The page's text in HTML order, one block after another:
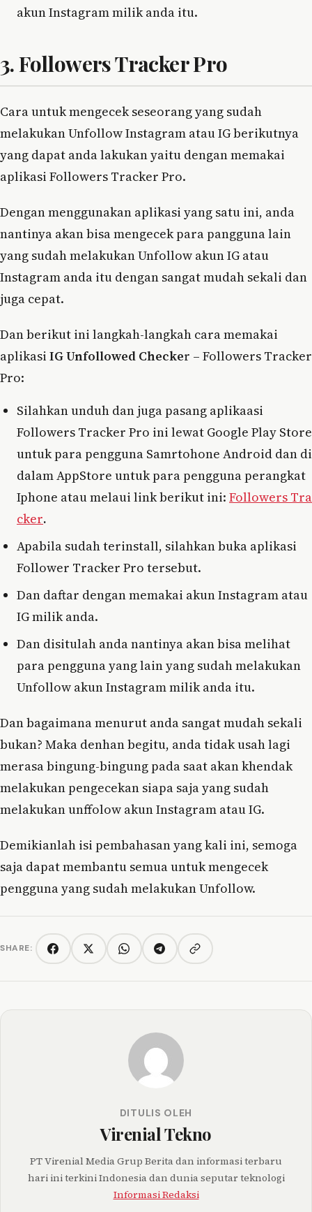
akun Instagram milik anda itu.
3. Followers Tracker Pro
Cara untuk mengecek seseorang yang sudah
melakukan Unfollow Instagram atau IG berikutnya
yang dapat anda lakukan yaitu dengan memakai
aplikasi Followers Tracker Pro.
Dengan menggunakan aplikasi yang satu ini, anda
nantinya akan bisa mengecek para pangguna lain
yang sudah melakukan Unfollow akun IG atau
Instagram anda itu dengan sangat mudah sekali dan
juga cepat.
Dan berikut ini langkah-langkah cara memakai
aplikasi IG Unfollowed Checker – Followers Tracker
Pro:
Silahkan unduh dan juga pasang aplikaasi
Followers Tracker Pro ini lewat Google Play Store
untuk para pengguna Samrtohone Android dan di
dalam AppStore untuk para pengguna perangkat
Iphone atau melaui link berikut ini: Followers Tra
cker.
Apabila sudah terinstall, silahkan buka aplikasi
Follower Tracker Pro tersebut.
Dan daftar dengan memakai akun Instagram atau
IG milik anda.
Dan disitulah anda nantinya akan bisa melihat
para pengguna yang lain yang sudah melakukan
Unfollow akun Instagram milik anda itu.
Dan bagaimana menurut anda sangat mudah sekali
bukan? Maka denhan begitu, anda tidak usah lagi
merasa bingung-bingung pada saat akan khendak
melakukan pengecekan siapa saja yang sudah
melakukan unffolow akun Instagram atau IG.
Demikianlah isi pembahasan yang kali ini, semoga
saja dapat membantu semua untuk mengecek
pengguna yang sudah melakukan Unfollow.
SHARE: FacebookTwitter/XWhatsAppTelegramCopy link
DITULIS OLEH
Virenial Tekno
PT Virenial Media Grup Berita dan informasi terbaru
hari ini terkini Indonesia dan dunia seputar teknologi
Informasi Redaksi